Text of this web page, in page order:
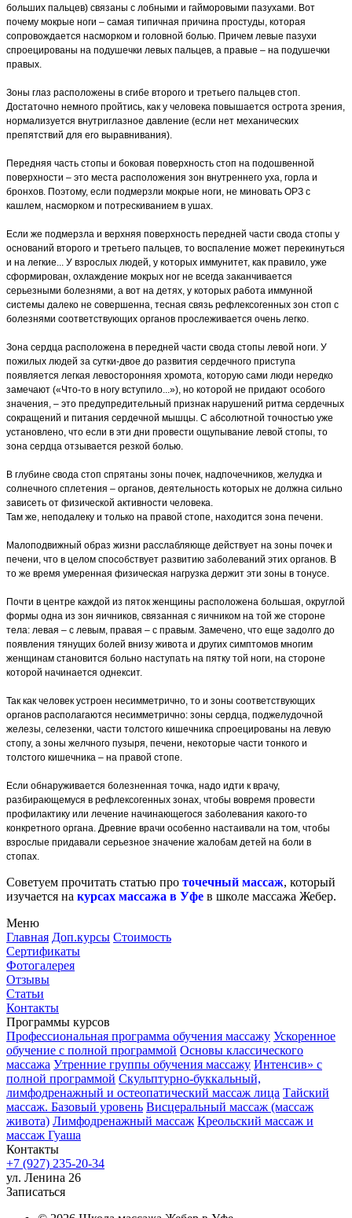
больших пальцев) связаны с лобными и гайморовыми пазухами. Вот
почему мокрые ноги – самая типичная причина простуды, которая
сопровождается насморком и головной болью. Причем левые пазухи
спроецированы на подушечки левых пальцев, а правые – на подушечки
правых.
Зоны глаз расположены в сгибе второго и третьего пальцев стоп.
Достаточно немного пройтись, как у человека повышается острота зрения,
нормализуется внутриглазное давление (если нет механических
препятствий для его выравнивания).
Передняя часть стопы и боковая поверхность стоп на подошвенной
поверхности – это места расположения зон внутреннего уха, горла и
бронхов. Поэтому, если подмерзли мокрые ноги, не миновать ОРЗ с
кашлем, насморком и потрескиванием в ушах.
Если же подмерзла и верхняя поверхность передней части свода стопы у
оснований второго и третьего пальцев, то воспаление может перекинуться
и на легкие... У взрослых людей, у которых иммунитет, как правило, уже
сформирован, охлаждение мокрых ног не всегда заканчивается
серьезными болезнями, а вот на детях, у которых работа иммунной
системы далеко не совершенна, тесная связь рефлексогенных зон стоп с
болезнями соответствующих органов прослеживается очень легко.
Зона сердца расположена в передней части свода стопы левой ноги. У
пожилых людей за сутки-двое до развития сердечного приступа
появляется легкая левосторонняя хромота, которую сами люди нередко
замечают («Что-то в ногу вступило...»), но которой не придают особого
значения, – это предупредительный признак нарушений ритма сердечных
сокращений и питания сердечной мышцы. С абсолютной точностью уже
установлено, что если в эти дни провести ощупывание левой стопы, то
зона сердца отзывается резкой болью.
В глубине свода стоп спрятаны зоны почек, надпочечников, желудка и
солнечного сплетения – органов, деятельность которых не должна сильно
зависеть от физической активности человека.
Там же, неподалеку и только на правой стопе, находится зона печени.
Малоподвижный образ жизни расслабляюще действует на зоны почек и
печени, что в целом способствует развитию заболеваний этих органов. В
то же время умеренная физическая нагрузка держит эти зоны в тонусе.
Почти в центре каждой из пяток женщины расположена большая, округлой
формы одна из зон яичников, связанная с яичником на той же стороне
тела: левая – с левым, правая – с правым. Замечено, что еще задолго до
появления тянущих болей внизу живота и других симптомов многим
женщинам становится больно наступать на пятку той ноги, на стороне
которой начинается однексит.
Так как человек устроен несимметрично, то и зоны соответствующих
органов располагаются несимметрично: зоны сердца, поджелудочной
железы, селезенки, части толстого кишечника спроецированы на левую
стопу, а зоны желчного пузыря, печени, некоторые части тонкого и
толстого кишечника – на правой стопе.
Если обнаруживается болезненная точка, надо идти к врачу,
разбирающемуся в рефлексогенных зонах, чтобы вовремя провести
профилактику или лечение начинающегося заболевания какого-то
конкретного органа. Древние врачи особенно настаивали на том, чтобы
взрослые придавали серьезное значение жалобам детей на боли в
стопах.
Советуем прочитать статью про точечный массаж, который
изучается на курсах массажа в Уфе в школе массажа Жебер.
Меню
Главная Доп.курсы Стоимость
Сертификаты
Фотогалерея
Отзывы
Статьи
Контакты
Программы курсов
Профессиональная программа обучения массажу Ускоренное
обучение с полной программой Основы классического
массажа Утренние группы обучения массажу Интенсив» с
полной программой Скульптурно-буккальный,
лимфодренажный и остеопатический массаж лица Тайский
массаж. Базовый уровень Висцеральный массаж (массаж
живота) Лимфодренажный массаж Креольский массаж и
массаж Гуаша
Контакты
+7 (927) 235-20-34
ул. Ленина 26
Записаться